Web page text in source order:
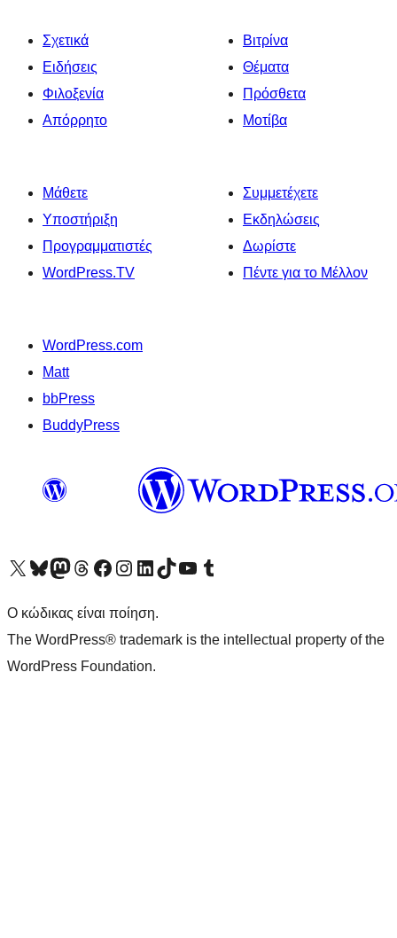
Σχετικά
Ειδήσεις
Φιλοξενία
Απόρρητο
Βιτρίνα
Θέματα
Πρόσθετα
Μοτίβα
Μάθετε
Υποστήριξη
Προγραμματιστές
WordPress.TV
Συμμετέχετε
Εκδηλώσεις
Δωρίστε
Πέντε για το Μέλλον
WordPress.com
Matt
bbPress
BuddyPress
Visit our X (formerly Twitter) account
Visit our Bluesky account
Επισκεφθείτε τον λογαριασμό μας στο Mastodon
Visit our Threads account
Επισκεφτείτε τη σελίδα μας στο Facebook
Επισκεφθείτε τον λογαριασμό μας Instagram
Επισκεφθείτε τον λογαριασμό μας LinkedIn
Visit our TikTok account
Visit our YouTube channel
Visit our Tumblr account
Ο κώδικας είναι ποίηση.
The WordPress® trademark is the intellectual property of the
WordPress Foundation.